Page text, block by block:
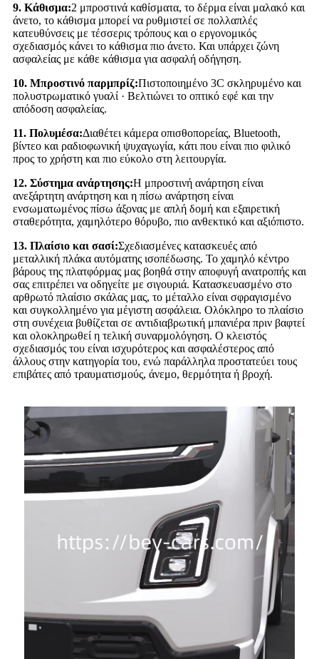
9. Κάθισμα:2 μπροστινά καθίσματα, το δέρμα είναι μαλακό και
άνετο, το κάθισμα μπορεί να ρυθμιστεί σε πολλαπλές
κατευθύνσεις με τέσσερις τρόπους και ο εργονομικός
σχεδιασμός κάνει το κάθισμα πιο άνετο. Και υπάρχει ζώνη
ασφαλείας με κάθε κάθισμα για ασφαλή οδήγηση.
10. Μπροστινό παρμπρίζ:Πιστοποιημένο 3C σκληρυμένο και
πολυστρωματικό γυαλί · Βελτιώνει το οπτικό εφέ και την
απόδοση ασφαλείας.
11. Πολυμέσα:Διαθέτει κάμερα οπισθοπορείας, Bluetooth,
βίντεο και ραδιοφωνική ψυχαγωγία, κάτι που είναι πιο φιλικό
προς το χρήστη και πιο εύκολο στη λειτουργία.
12. Σύστημα ανάρτησης:Η μπροστινή ανάρτηση είναι
ανεξάρτητη ανάρτηση και η πίσω ανάρτηση είναι
ενσωματωμένος πίσω άξονας με απλή δομή και εξαιρετική
σταθερότητα, χαμηλότερο θόρυβο, πιο ανθεκτικό και αξιόπιστο.
13. Πλαίσιο και σασί:Σχεδιασμένες κατασκευές από
μεταλλική πλάκα αυτόματης ισοπέδωσης. Το χαμηλό κέντρο
βάρους της πλατφόρμας μας βοηθά στην αποφυγή ανατροπής και
σας επιτρέπει να οδηγείτε με σιγουριά. Κατασκευασμένο στο
αρθρωτό πλαίσιο σκάλας μας, το μέταλλο είναι σφραγισμένο
και συγκολλημένο για μέγιστη ασφάλεια. Ολόκληρο το πλαίσιο
στη συνέχεια βυθίζεται σε αντιδιαβρωτική μπανιέρα πριν βαφτεί
και ολοκληρωθεί η τελική συναρμολόγηση. Ο κλειστός
σχεδιασμός του είναι ισχυρότερος και ασφαλέστερος από
άλλους στην κατηγορία του, ενώ παράλληλα προστατεύει τους
επιβάτες από τραυματισμούς, άνεμο, θερμότητα ή βροχή.